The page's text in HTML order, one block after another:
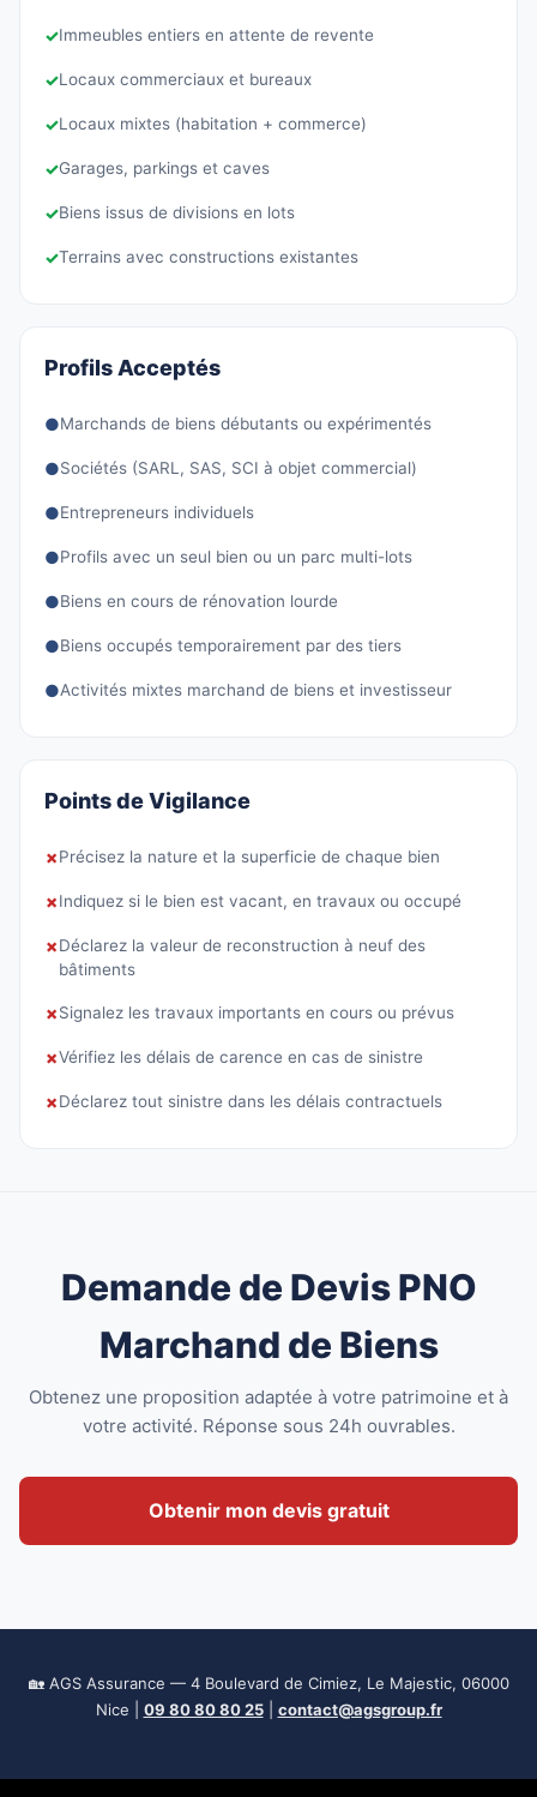
✓Immeubles entiers en attente de revente
✓Locaux commerciaux et bureaux
✓Locaux mixtes (habitation + commerce)
✓Garages, parkings et caves
✓Biens issus de divisions en lots
✓Terrains avec constructions existantes
Profils Acceptés
●Marchands de biens débutants ou expérimentés
●Sociétés (SARL, SAS, SCI à objet commercial)
●Entrepreneurs individuels
●Profils avec un seul bien ou un parc multi-lots
●Biens en cours de rénovation lourde
●Biens occupés temporairement par des tiers
●Activités mixtes marchand de biens et investisseur
Points de Vigilance
✗Précisez la nature et la superficie de chaque bien
✗Indiquez si le bien est vacant, en travaux ou occupé
✗Déclarez la valeur de reconstruction à neuf des
bâtiments
✗Signalez les travaux importants en cours ou prévus
✗Vérifiez les délais de carence en cas de sinistre
✗Déclarez tout sinistre dans les délais contractuels
Demande de Devis PNO
Marchand de Biens
Obtenez une proposition adaptée à votre patrimoine et à
votre activité. Réponse sous 24h ouvrables.
Obtenir mon devis gratuit
🏡 AGS Assurance — 4 Boulevard de Cimiez, Le Majestic, 06000
Nice | 09 80 80 80 25| contact@agsgroup.fr